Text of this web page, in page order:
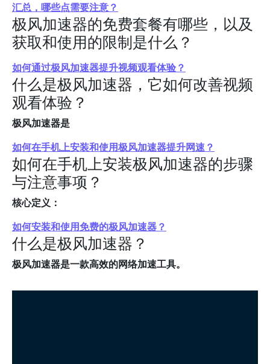
汇总，哪些点需要注意？
极风加速器的免费套餐有哪些，以及
获取和使用的限制是什么？
如何通过极风加速器提升视频观看体验？
什么是极风加速器，它如何改善视频
观看体验？
极风加速器是
如何在手机上安装和使用极风加速器提升网速？
如何在手机上安装极风加速器的步骤
与注意事项？
核心定义：
如何安装和使用免费的极风加速器？
什么是极风加速器？
极风加速器是一款高效的网络加速工具。